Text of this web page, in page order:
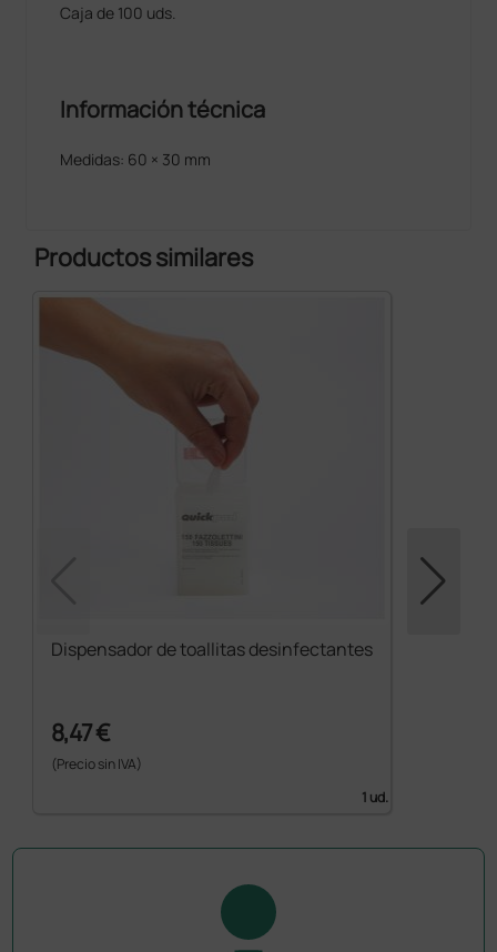
Caja de 100 uds.
Información técnica
Medidas: 60 × 30 mm
Productos similares
Dispensador de toallitas desinfectantes
8,47 €
(Precio sin IVA)
1 ud.